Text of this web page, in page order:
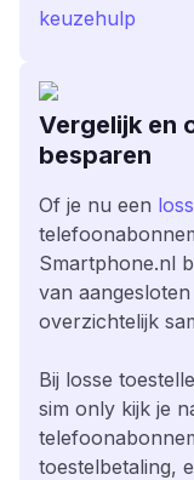
keuzehulp
Vergelijk en
besparen
Of je nu een
Smartphone.nl
van
overzichtelijk
Bij losse
sim only kijk je
toestelbetaling,